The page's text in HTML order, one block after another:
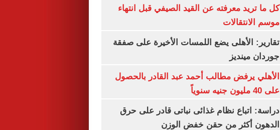
كل ما تريد معرفته عن القيد الصيفي قبل انتهاء
موسم الانتقالات
تقارير: الأهلى يضع اللمسات الأخيرة على صفقة
جوردان مينديز
الأهلي يرفض مطالب أحمد عبد القادر بالحصول
على 40 مليون جنيه سنوياً
دراسة: اتباع نظام غذائى نباتى قادر على حرق
الدهون أكثر من حقن خفض الوزن